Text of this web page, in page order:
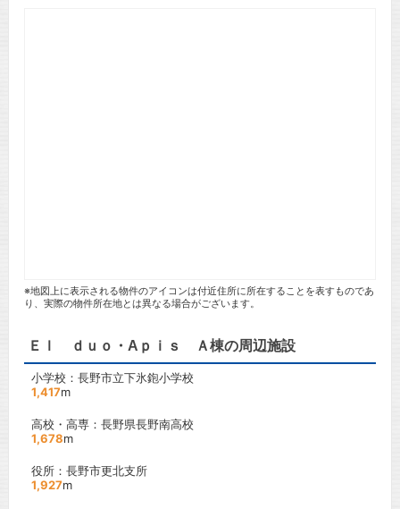
※地図上に表示される物件のアイコンは付近住所に所在することを表すものであ
り、実際の物件所在地とは異なる場合がございます。
Ｅｌ ｄｕｏ・Aｐｉｓ Ａ棟の周辺施設
小学校：長野市立下氷鉋小学校
1,417m
高校・高専：長野県長野南高校
1,678m
役所：長野市更北支所
1,927m